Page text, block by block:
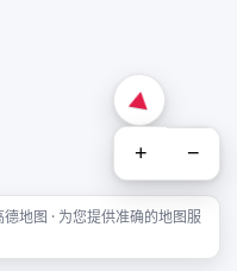
+ −
地图 · 为您提供准确的地图服